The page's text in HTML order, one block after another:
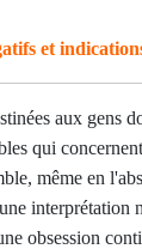
et
aux gens
qui
même en
interprétation
obsession